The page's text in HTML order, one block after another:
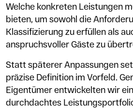
Welche konkreten Leistungen
bieten, um sowohl die
Klassifizierung zu erfüllen als
anspruchsvoller Gäste zu
Statt späterer Anpassungen
präzise Definition im Vorfeld.
Eigentümer entwickelten wir
durchdachtes